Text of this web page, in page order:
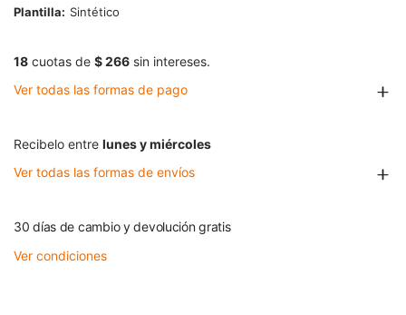
Plantilla
Sintético
18 cuotas de $ 266 sin intereses.
Ver todas las formas de pago
Recibelo entre lunes y miércoles
Ver todas las formas de envíos
30 días de cambio y devolución gratis
Ver condiciones